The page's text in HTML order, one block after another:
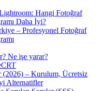
Hangi Fotoğraf
Daha İyi?
– Profesyonel Fotoğraf
Ne işe yarar?
(2026) – Kurulum, Ücretsiz
Alternatifler